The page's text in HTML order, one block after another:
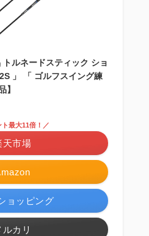
ルネードスティック ショ
」 「 ゴルフスイング練
】
ト最大11倍！／
天市場
ョッピング
ルカリ